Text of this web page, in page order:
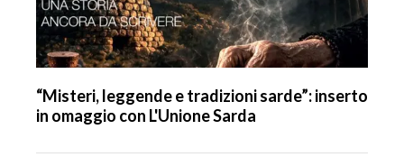
“Misteri, leggende e tradizioni sarde”: inserto
in omaggio con L'Unione Sarda